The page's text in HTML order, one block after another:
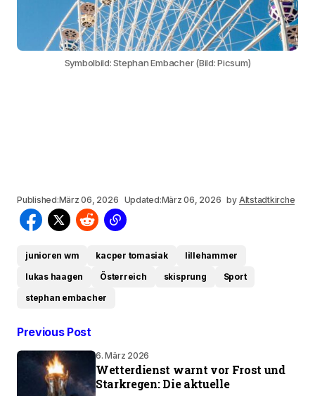
Symbolbild: Stephan Embacher (Bild: Picsum)
Published:März 06, 2026 Updated:März 06, 2026 by Altstadtkirche
junioren wm kacper tomasiak
lillehammer
lukas haagen
Österreich skisprung
Sport
stephan embacher
Previous Post
6. März 2026
Wetterdienst warnt vor Frost und
Starkregen: Die aktuelle